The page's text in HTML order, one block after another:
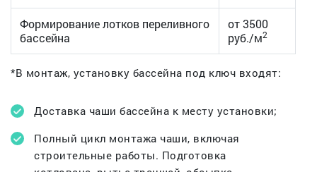
Формирование лотков переливного
бассейна
от 3500
руб./м2
*В монтаж, установку бассейна под ключ входят:
Доставка чаши бассейна к месту установки;
Полный цикл монтажа чаши, включая
строительные работы. Подготовка